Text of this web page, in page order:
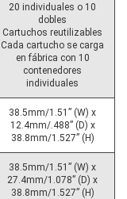
20 individuales o 10
dobles
Cartuchos reutilizables
Cada cartucho se carga
en fábrica con 10
contenedores
individuales
38.5mm/1.51” (W) x
12.4mm/.488” (D) x
38.8mm/1.527” (H)
38.5mm/1.51” (W) x
27.4mm/1.078” (D) x
38.8mm/1.527” (H)